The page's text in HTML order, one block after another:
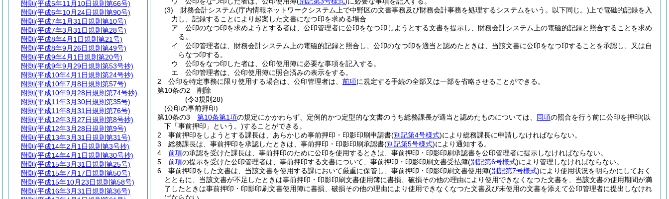
(3)
財務会計システム(庁内情報ネットワークシステム上で中野区の文書事務及び財務会計事務を処理するシステムをいう。以下同じ。) 上で電磁的記録を入
力し、記録することにより起案した文書になつ印を求める場合
ア
公印のなつ印を求めようとする者は、公印管理者に公印をなつ印しようとする文書を提示し、財務会計システム上の電磁的記録と照合することを求め
る。
イ
公印管理者は、財務会計システム上の電磁的記録と照合し、公印のなつ印を適当と認めたときは、当該文書に公印をなつ印することを承認し、又は自
らなつ印する。
ウ
公印をなつ印した者は、公印使用簿に必要な事項を記入する。
エ
公印管理者は、公印使用簿に照合済みの表示をする。
2
公印を特定事務に限り使用する場合は、公印管理者は、 前項に規定する手続の全部又は一部を省略させることができる。
第10条の2
削除
(令3規則28)
(公印の事前押印)
第10条の3
第10条第1項の規定にかかわらず、定例的かつ定型的な文書のうち総務課長が適当と認めたものについては、 同項の照合を行う前に公印を押印(以
下「事前押印」という。)することができる。
2
事前押印をしようとする課長は、あらかじめ事前押印・印影印刷申請書(別記第4号様式)により総務課長に申請しなければならない。
3
総務課長は、事前押印を承認したときは、事前押印・印影印刷承認書(別記第5号様式)により通知する。
4
前項の承認を受けた課長は、事前押印のために公印を使用するときは、事前押印・印影印刷承認書を公印管理者に提示しなければならない。
5
前項の提示を受けた公印管理者は、事前押印する文書について、事前押印・印影印刷文書受払簿(別記第6号様式)により管理しなければならない。
6
事前押印をした文書は、当該文書を使用する課において厳重に保管し、事前押印・印影印刷文書使用簿(別記第7号様式)により使用状況を明らかにしておく
とともに、当該文書が不足したときは事前押印・印影印刷文書使用簿に書損、破損その他の理由により使用できなくなつた文書を、当該文書の使用期間が満
了したときは事前押印・印影印刷文書使用簿に書損、破損その他の理由により使用できなくなつた文書及び未使用の文書を添えて公印管理者に提出しなけれ
附則 (平成5年11月10日規則第66号)
附則 (平成6年10月24日規則第90号)
附則 (平成7年1月31日規則第10号)
附則 (平成7年3月31日規則第28号)
附則 (平成8年4月1日規則第21号)
附則 (平成8年9月26日規則第49号)
附則 (平成9年4月1日規則第20号)
附則 (平成9年9月29日規則第53号抄)
附則 (平成10年4月1日規則第24号抄)
附則 (平成10年7月8日規則第57号)
附則 (平成10年9月28日規則第74号抄)
附則 (平成11年3月30日規則第35号)
附則 (平成11年8月31日規則第76号)
附則 (平成12年3月27日規則第8号抄)
附則 (平成12年3月28日規則第9号)
附則 (平成13年3月31日規則第31号)
附則 (平成14年2月1日規則第3号抄)
附則 (平成14年4月1日規則第30号抄)
附則 (平成15年3月31日規則第25号)
附則 (平成15年7月17日規則第50号)
附則 (平成15年10月23日規則第58号)
附則 (平成16年3月31日規則第36号)